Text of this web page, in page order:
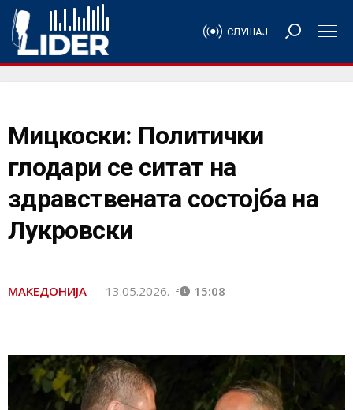
СЛУШАЈ
Мицкоски: Политички
глодари се ситат на
здравствената состојба на
Лукровски
МАКЕДОНИЈА 13.05.2026. 15:08